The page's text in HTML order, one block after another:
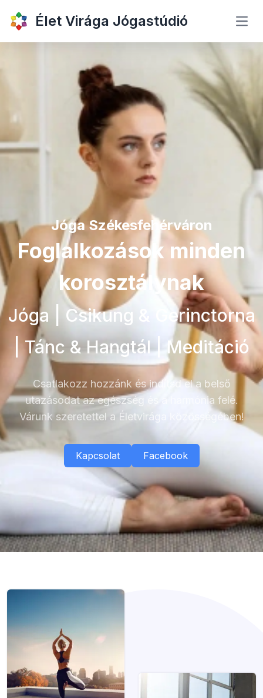
Élet Virága Jógastúdió
Jóga Székesfehérváron
Foglalkozások minden
korosztálynak
Jóga | Csikung & Gerinctorna
| Tánc & Hangtál | Meditáció
Csatlakozz hozzánk és indítsd el a belső
utazásodat az egészség és a harmónia felé.
Várunk szeretettel a Életvirága közösségében!
Kapcsolat Facebook